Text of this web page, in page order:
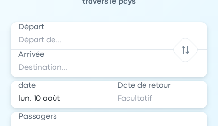
travers le pays
Départ
Arrivée
date Date de retour
Passagers